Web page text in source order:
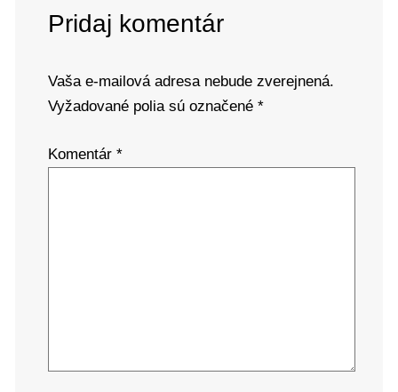
Pridaj komentár
Vaša e-mailová adresa nebude zverejnená.
Vyžadované polia sú označené *
Komentár *